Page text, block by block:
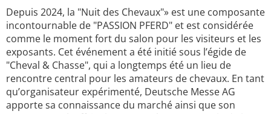
Depuis 2024, la "Nuit des Chevaux"» est une composante
incontournable de "PASSION PFERD" et est considérée
comme le moment fort du salon pour les visiteurs et les
exposants. Cet événement a été initié sous l’égide de
"Cheval & Chasse", qui a longtemps été un lieu de
rencontre central pour les amateurs de chevaux. En tant
qu’organisateur expérimenté, Deutsche Messe AG
apporte sa connaissance du marché ainsi que son